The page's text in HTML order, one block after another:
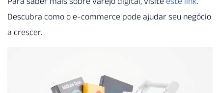
Descubra como o e-commerce pode ajudar seu negócio
a crescer.